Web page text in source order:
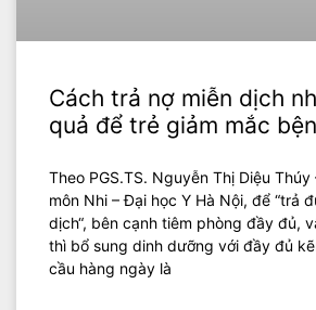
Cách trả nợ miễn dịch
quả để trẻ giảm mắc
Theo PGS.TS. Nguyễn Thị Diệu Thúy
môn Nhi – Đại học Y Hà Nội, để “trả
dịch“, bên cạnh tiêm phòng đầy đủ,
thì bổ sung dinh dưỡng với đầy đủ
cầu hàng ngày là